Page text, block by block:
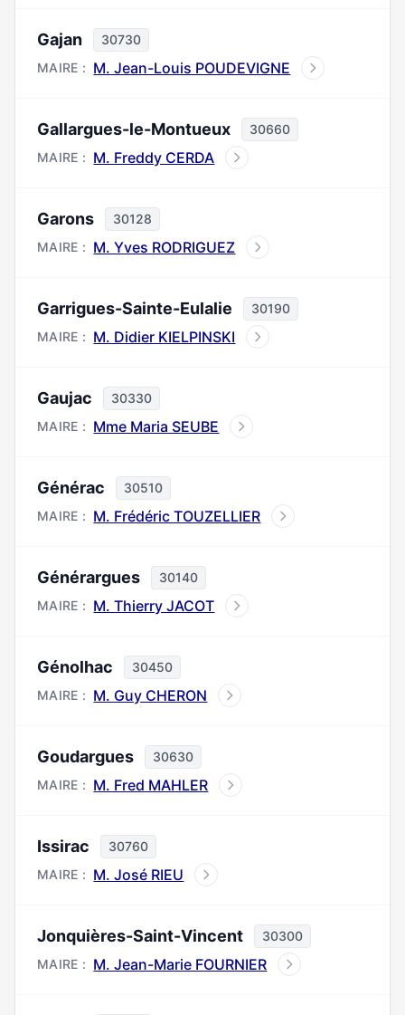
Gajan
30730
MAIRE : M. Jean-Louis POUDEVIGNE
Gallargues-le-Montueux
30660
MAIRE : M. Freddy CERDA
Garons
30128
MAIRE : M. Yves RODRIGUEZ
Garrigues-Sainte-Eulalie
30190
MAIRE : M. Didier KIELPINSKI
Gaujac
30330
MAIRE : Mme Maria SEUBE
Générac
30510
MAIRE : M. Frédéric TOUZELLIER
Générargues
30140
MAIRE : M. Thierry JACOT
Génolhac
30450
MAIRE : M. Guy CHERON
Goudargues
30630
MAIRE : M. Fred MAHLER
Issirac
30760
MAIRE : M. José RIEU
Jonquières-Saint-Vincent
30300
MAIRE : M. Jean-Marie FOURNIER